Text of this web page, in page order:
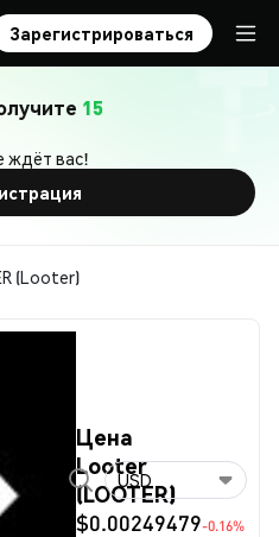
Зарегистрироваться
15
ждёт вас!
(Looter)
Цена
Looter
(LOOTER)
$0.00249479-0.16%
USD